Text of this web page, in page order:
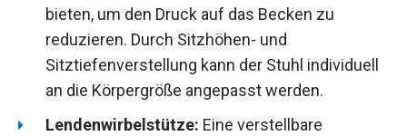
bieten, um den Druck auf das Becken zu
reduzieren. Durch Sitzhöhen- und
Sitztiefenverstellung kann der Stuhl individuell
an die Körpergröße angepasst werden.
Lendenwirbelstütze: Eine verstellbare